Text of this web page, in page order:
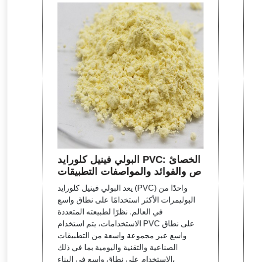
البولي فينيل كلورايد PVC: الخصائ
ص والفوائد والمواصفات التطبيقات
يعد البولي فينيل كلورايد (PVC) واحدًا من
البوليمرات الأكثر استخدامًا على نطاق واسع
في العالم. نظرًا لطبيعته المتعددة
الاستخدامات، يتم استخدام PVC على نطاق
واسع عبر مجموعة واسعة من التطبيقات
الصناعية والتقنية واليومية بما في ذلك
الاستخدام على نطاق واسع في البناء،